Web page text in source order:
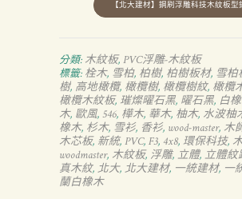
分類: 木紋板, PVC浮雕-木紋板
標籤: 栓木, 雪柏, 柏樹, 柏樹板材, 雪柏
樹, 高地橄欖, 橄欖樹, 橄欖樹紋, 橄欖
橄欖木紋板, 璀燦曜石黑, 曜石黑, 白
木, 歐風, 546, 樺木, 華木, 柚木, 水波柚
橡木, 杉木, 雪衫, 香衫, wood-master, 木
木芯板, 新統, PVC, F3, 4x8, 環保科技,
woodmaster, 木紋板, 浮雕, 立體, 立體紋
真木紋, 北大, 北大建材, 一統建材, 一
蘭白橡木